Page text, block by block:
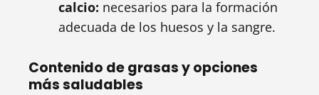
calcio: necesarios para la formación
adecuada de los huesos y la sangre.
Contenido de grasas y opciones
más saludables